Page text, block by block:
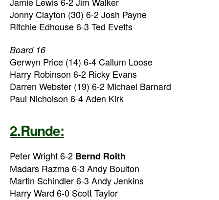
Jonny Clayton (30) 6-2 Josh Payne
Ritchie Edhouse 6-3 Ted Evetts
Board 16
Gerwyn Price (14) 6-4 Callum Loose
Harry Robinson 6-2 Ricky Evans
Darren Webster (19) 6-2 Michael Barnard
Paul Nicholson 6-4 Aden Kirk
2.Runde:
Peter Wright 6-2 Bernd Roith
Madars Razma 6-3 Andy Boulton
Martin Schindler 6-3 Andy Jenkins
Harry Ward 6-0 Scott Taylor